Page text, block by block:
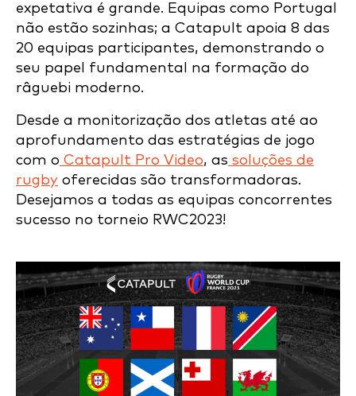
expetativa é grande. Equipas como Portugal
não estão sozinhas; a Catapult apoia 8 das
20 equipas participantes, demonstrando o
seu papel fundamental na formação do
râguebi moderno.
Desde a monitorização dos atletas até ao
aprofundamento das estratégias de jogo
com o Catapult Pro Video, as soluções de
rugby oferecidas são transformadoras.
Desejamos a todas as equipas concorrentes
sucesso no torneio RWC2023!